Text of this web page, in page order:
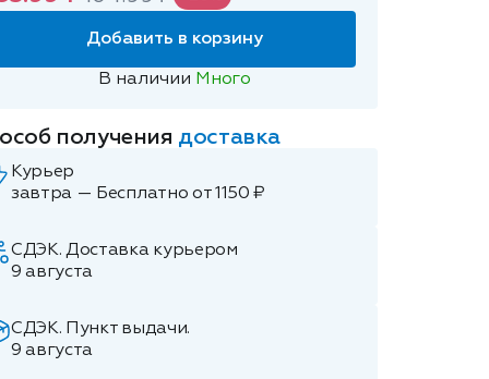
Добавить в корзину
В наличии Много
получения доставка
Курьер
завтра — Бесплатно от 1150 ₽
СДЭК. Доставка курьером
9 августа
СДЭК. Пункт выдачи.
9 августа